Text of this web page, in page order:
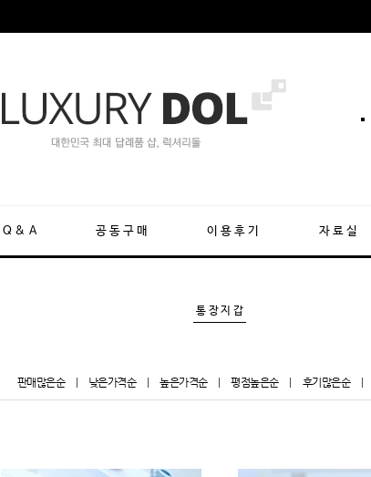
Q&A 공동구매 이용후기 자료실
통장지갑
판매많은순 낮은가격순 높은가격순 평점높은순 후기많은순